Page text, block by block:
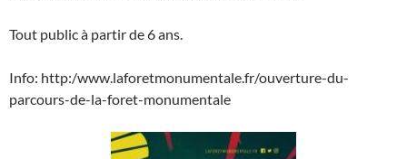
Tout public à partir de 6 ans.
Info: http:/www.laforetmonumentale.fr/ouverture-du-
parcours-de-la-foret-monumentale